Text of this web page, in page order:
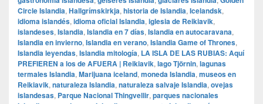
Circle Islandia, Hallgrímskirkja, historia de Islandia, Icelandsk,
idioma islandés, idioma oficial Islandia, iglesia de Reikiavik,
islandeses, Islandia, Islandia en 7 días, Islandia en autocaravana,
Islandia en invierno, Islandia en verano, Islandia Game of Thrones,
Islandia leyendas, Islandia mitología, LA ISLA DE LAS RUBIAS: Aquí
PREFIEREN a los de AFUERA | Reikiavik, lago Tjörnin, lagunas
termales Islandia, Marijuana iceland, moneda Islandia, museos en
Reikiavik, naturaleza Islandia, naturaleza salvaje Islandia, ovejas
islandesas, Parque Nacional Thingvellir, parques nacionales